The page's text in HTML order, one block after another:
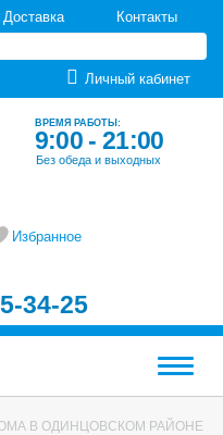
Доставка Контакты
Личный кабинет
ВРЕМЯ РАБОТЫ:
9:00 - 21:00
Без обеда и выходных
Избранное
34-25
Меню
В ОДИНЦОВСКОМ РАЙОНЕ